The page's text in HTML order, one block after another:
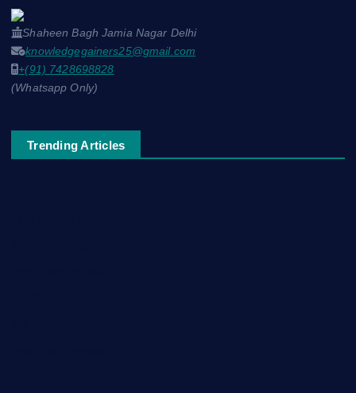
Shaheen Bagh Jamia Nagar Delhi
knowledgegainers25@gmail.com
+(91) 7428698828
(Whatsapp Only)
Trending Articles